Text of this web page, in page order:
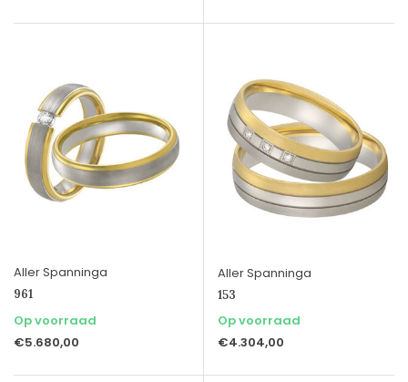
Aller Spanninga
961
Op voorraad
€5.680,00
Aller Spanninga
153
Op voorraad
€4.304,00